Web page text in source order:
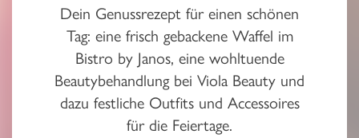
Dein Genussrezept für einen schönen
Tag: eine frisch gebackene Waffel im
Bistro by Janos, eine wohltuende
Beautybehandlung bei Viola Beauty und
dazu festliche Outfits und Accessoires
für die Feiertage.